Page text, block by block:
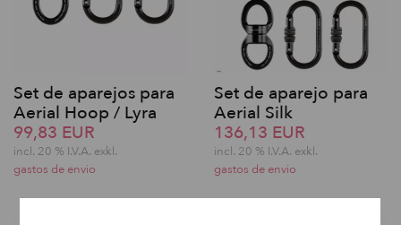
Set de aparejos para
Aerial Hoop / Lyra
99,83 EUR
incl. 20 % I.V.A. exkl.
gastos de envio
Set de aparejo para
Aerial Silk
136,13 EUR
incl. 20 % I.V.A. exkl.
gastos de envio